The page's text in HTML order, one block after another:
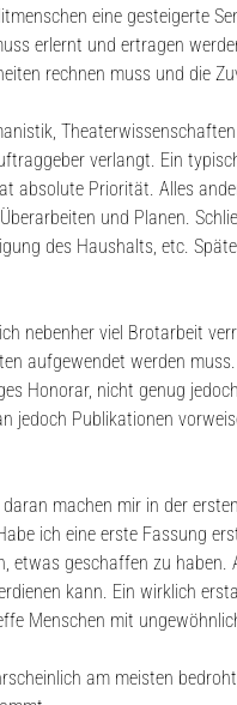
eine gesteigerte
erlernt und ertragen
rechnen muss und die
verlangt. Ein
absolute Priorität. Alles
und Planen.
des Haushalts, etc.
nebenher viel Brotarbeit
aufgewendet werden muss.
Honorar, nicht genug
Publikationen
machen mir in der
ich eine erste Fassung
geschaffen zu
kann. Ein wirklich
Menschen mit
am meisten